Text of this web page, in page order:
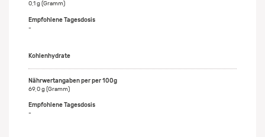
0,1 g (Gramm)
-
Kohlenhydrate
69,0 g (Gramm)
-